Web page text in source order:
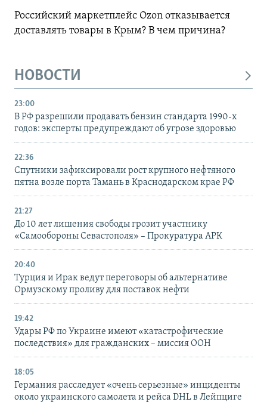
Российский маркетплейс Ozon отказывается
доставлять товары в Крым? В чем причина?
НОВОСТИ
23:00
В РФ разрешили продавать бензин стандарта 1990-х
годов: эксперты предупреждают об угрозе здоровью
22:36
Спутники зафиксировали рост крупного нефтяного
пятна возле порта Тамань в Краснодарском крае РФ
21:27
До 10 лет лишения свободы грозит участнику
«Самообороны Севастополя» – Прокуратура АРК
20:40
Турция и Ирак ведут переговоры об альтернативе
Ормузскому проливу для поставок нефти
19:42
Удары РФ по Украине имеют «катастрофические
последствия» для гражданских – миссия ООН
18:05
Германия расследует «очень серьезные» инциденты
около украинского самолета и рейса DHL в Лейпциге